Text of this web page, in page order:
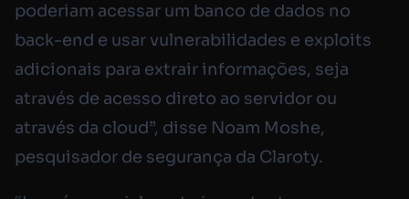
poderiam acessar um banco de dados no
back-end e usar vulnerabilidades e exploits
adicionais para extrair informações, seja
através de acesso direto ao servidor ou
através da cloud”, disse Noam Moshe,
pesquisador de segurança da Claroty.